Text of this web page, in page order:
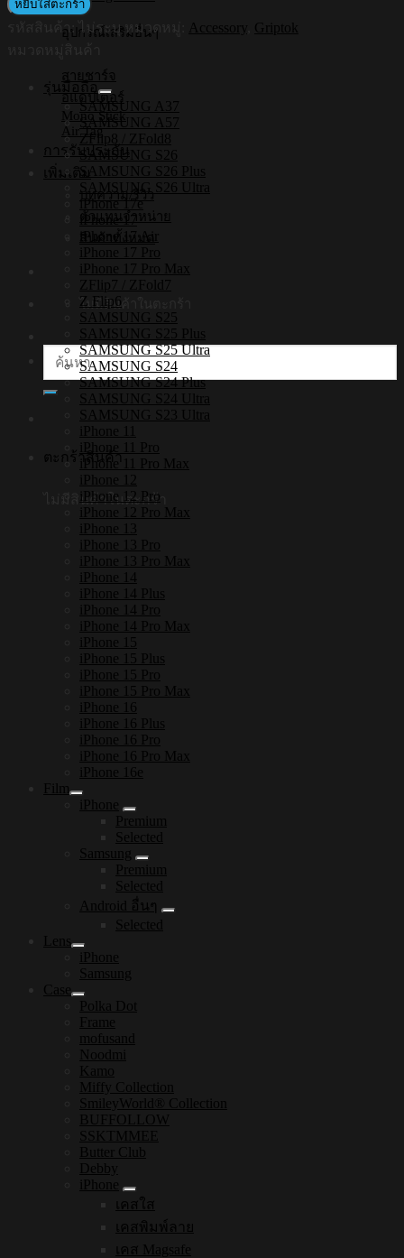
อุปกรณ์เสริมอื่นๆ
สายชาร์จ
อแดปเตอร์
Mono Stick
Air Tag
การรับประกัน
เพิ่มเติม
บทความ/รีวิว
ตัวแทนจำหน่าย
สินค้าทั้งหมด
ไม่มีสินค้าในตะกร้า
ค้นหา:
ตะกร้าสินค้า
ไม่มีสินค้าในตะกร้า
Magnetic
กริ๊บ
หยิบใส่ตะกร้า
รหัสสินค้า: ไม่ระบุ หมวดหมู่: Accessory
Griptok
รุ่นมือถือ
SAMSUNG A37
SAMSUNG A57
ZFlip8 / ZFold8
SAMSUNG S26
SAMSUNG S26 Plus
SAMSUNG S26 Ultra
iPhone 17e
iPhone 17
iPhone 17 Air
iPhone 17 Pro
iPhone 17 Pro Max
ZFlip7 / ZFold7
Z Flip6
SAMSUNG S25
SAMSUNG S25 Plus
SAMSUNG S25 Ultra
SAMSUNG S24
SAMSUNG S24 Plus
SAMSUNG S24 Ultra
SAMSUNG S23 Ultra
iPhone 11
iPhone 11 Pro
iPhone 11 Pro Max
iPhone 12
iPhone 12 Pro
iPhone 12 Pro Max
iPhone 13
iPhone 13 Pro
iPhone 13 Pro Max
iPhone 14
iPhone 14 Plus
iPhone 14 Pro
iPhone 14 Pro Max
iPhone 15
iPhone 15 Plus
iPhone 15 Pro
iPhone 15 Pro Max
iPhone 16
iPhone 16 Plus
iPhone 16 Pro
iPhone 16 Pro Max
iPhone 16e
Film
iPhone
Premium
Selected
Samsung
Premium
Selected
Android อื่นๆ
Selected
Lens
iPhone
Samsung
Case
Polka Dot
Frame
mofusand
Noodmi
Kamo
Miffy Collection
SmileyWorld® Collection
BUFFOLLOW
SSKTMMEE
Butter Club
Debby
iPhone
เคสใส
เคสพิมพ์ลาย
เคส Magsafe